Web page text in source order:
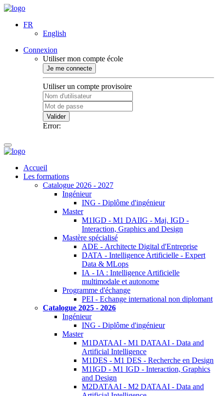
FR
English
Connexion
Utiliser mon compte école
Je me connecte
Utiliser un compte provisoire
Valider
Error:
Accueil
Les formations
Catalogue 2026 - 2027
Ingénieur
ING - Diplôme d'ingénieur
Master
M1IGD - M1 DAIIG - Maj. IGD -
Interaction, Graphics and Design
Mastère spécialisé
ADE - Architecte Digital d'Entreprise
DATA - Intelligence Artificielle - Expert
Data & MLops
IA - IA : Intelligence Artificielle
multimodale et autonome
Programme d'échange
PEI - Echange international non diplomant
Catalogue 2025 - 2026
Ingénieur
ING - Diplôme d'ingénieur
Master
M1DATAAI - M1 DATAAI - Data and
Artificial Intelligence
M1DES - M1 DES - Recherche en Design
M1IGD - M1 IGD - Interaction, Graphics
and Design
M2DATAAI - M2 DATAAI - Data and